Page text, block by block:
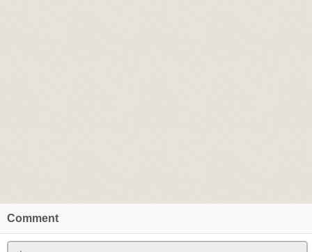
Comment